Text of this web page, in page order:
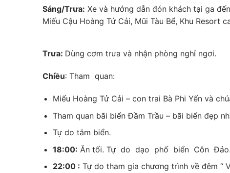
Sáng/Trưa: Xe và hướng dẫn đón khách tại ga
Miếu Cậu Hoàng Tử Cải, Mũi Tàu Bể, Khu Resort
Trưa: Dùng cơm trưa và nhận phòng nghỉ ngơi.
Chiều: Tham quan:
Miếu Hoàng Tử Cải – con trai Bà Phi Yến và
Tham quan bãi biển Đầm Trầu – bãi biển đẹp
Tự do tắm biển.
18:00: Ăn tối. Tự do dạo phố biển Côn Đảo.
22:00 : Tự do tham gia chương trình về đêm “